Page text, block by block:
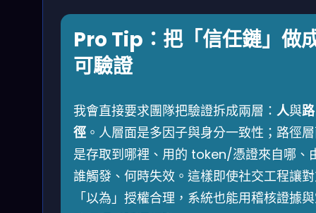
Pro Tip：把「信任鏈」做
可驗證
我會直接要求團隊把驗證拆成兩層： 人與路
徑 。人層面是多因子與身分一致性；路徑
是存取到哪裡、用的 token/憑證來自哪、
誰觸發、何時失效。這樣即使社交工程讓
「以為」授權合理，系統也能用稽核證據